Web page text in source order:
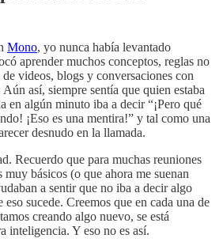
Mono, yo nunca había levantado
aprender muchos conceptos, reglas no
videos, blogs y conversaciones con
Aún así, siempre sentía que quien estaba
en algún minuto iba a decir “¡Pero qué
¡Eso es una mentira!” y tal como una
desnudo en la llamada.
Recuerdo que para muchas reuniones
muy básicos (o que ahora me suenan
a sentir que no iba a decir algo
sucede. Creemos que en cada una de
creando algo nuevo, se está
inteligencia. Y eso no es así.